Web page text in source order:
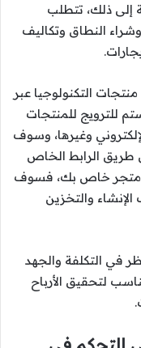
إلى ذلك، تتطلب
النطاق وتكاليف
التكنولوجيا عبر
للترويج للمنتجات
وغيرها، وسوف
الرابط الخاص
متجر خاص بك، فسوف
والتخزين
في التكلفة والجهد
لتحقيق الأرباح